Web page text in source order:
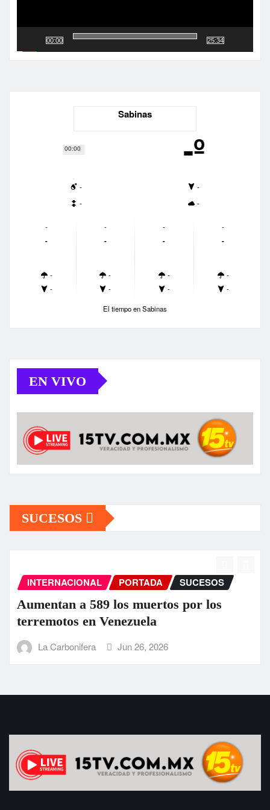
00:00
00:00
25:34
Sabinas
-º
-
-
-
-
-
-
-
-
-
-
-
-
-
-
-
-
-
-
-
-
El tiempo en Sabinas
EN VIVO
SUCESOS
INTERNACIONAL PORTADA SUCESOS
Aumentan a 589 los muertos por los
terremotos en Venezuela
La Carbonifera Jun 26, 2026